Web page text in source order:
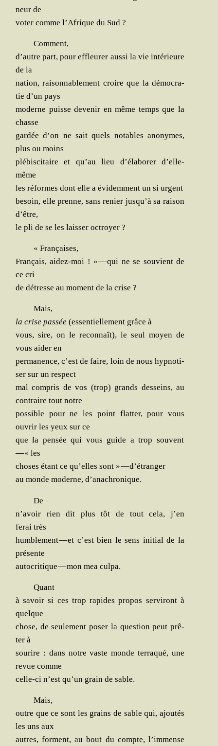
neur de
voter comme l’Afrique du Sud ?
Com­ment,
d’autre part, pour effleu­rer aus­si la vie inté­rieure
de la
nation, rai­son­na­ble­ment croire que la démo­cra­
tie d’un pays
moderne puisse deve­nir en même temps que la
chasse
gar­dée d’on ne sait quels notables ano­nymes,
plus ou moins
plé­bis­ci­taire et qu’au lieu d’élaborer d’elle-
même
les réformes dont elle a évi­dem­ment un si urgent
besoin, elle prenne, sans renier jusqu’à sa rai­son
d’être,
le pli de se les lais­ser octroyer ?
« Fran­çaises,
Fran­çais, aidez-moi ! » — qui ne se sou­vient de
ce cri
de détresse au moment de la crise ?
Mais,
la crise pas­sée (essen­tiel­le­ment grâce à
vous, sire, on le recon­naît), le seul moyen de
vous aider en
per­ma­nence, c’est de faire, loin de nous hyp­no­ti­
ser sur un respect
mal com­pris de vos (trop) grands des­seins, au
contraire tout notre
pos­sible pour ne les point flat­ter, pour vous
ouvrir les yeux sur ce
que la pen­sée qui vous guide a trop sou­vent
— « les
choses étant ce qu’elles sont » — d’étranger
au monde moderne, d’anachronique.
De
n’avoir rien dit plus tôt de tout cela, j’en
ferai très
hum­ble­ment — et c’est bien le sens ini­tial de la
présente
auto­cri­tique — mon mea culpa.
Quant
à savoir si ces trop rapides pro­pos ser­vi­ront à
quelque
chose, de seule­ment poser la ques­tion peut prê­
ter à
sou­rire : dans notre vaste monde ter­ra­qué, une
revue comme
celle-ci n’est qu’un grain de sable.
Mais,
outre que ce sont les grains de sable qui, ajou­tés
les uns aux
autres, forment, au bout du compte, l’immense